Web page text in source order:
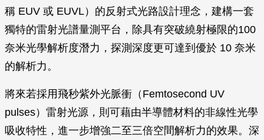
稱 EUV 或 EUVL）的反射式光路設計理念，建構一套
獨特的雷射光譜量測平台，除具有突破繞射極限的100
奈米光學解析度潛力，探測深度更可達到優於 10 奈米
的解析力。
將來若採用飛秒紫外光脈衝（Femtosecond UV
pulses）雷射光源，則可藉由半導體材料的非線性光學
吸收特性，進一步增強二至三倍空間解析力的效果。深